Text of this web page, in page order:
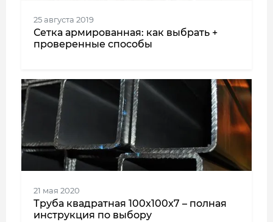
25 августа 2019
Сетка армированная: как выбрать +
проверенные способы
21 мая 2020
Труба квадратная 100x100x7 – полная
инструкция по выбору